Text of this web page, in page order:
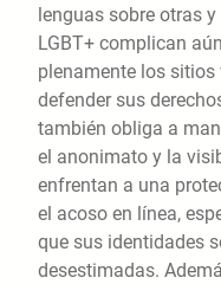
lenguas sobre otras
LGBT+ complican
plenamente los
defender sus
también obliga a
el anonimato y la
enfrentan a una
el acoso en línea,
que sus identidades
desestimadas.